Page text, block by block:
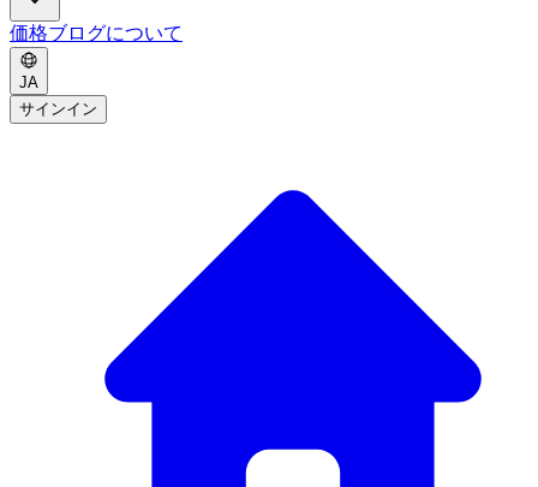
価格ブログについて
JA
サインイン